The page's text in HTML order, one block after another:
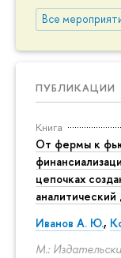
Все
ПУБЛИКАЦИИ
Книга
От фермы к
цепочках
аналитический
Иванов А. Ю.,
М.: